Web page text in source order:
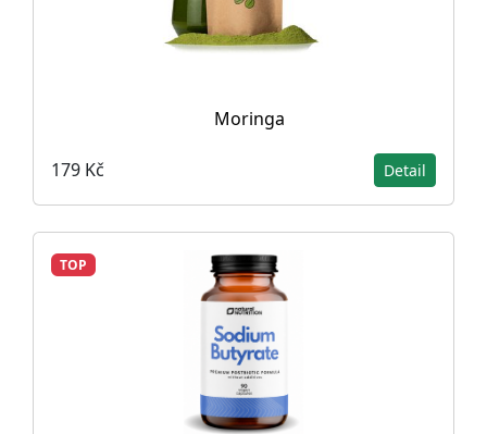
Moringa
179 Kč Detail
TOP